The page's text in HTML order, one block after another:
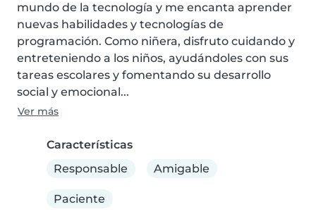
mundo de la tecnología y me encanta aprender
nuevas habilidades y tecnologías de
programación. Como niñera, disfruto cuidando y
entreteniendo a los niños, ayudándoles con sus
tareas escolares y fomentando su desarrollo
social y emocional...
Ver más
Características
Responsable
Amigable
Paciente